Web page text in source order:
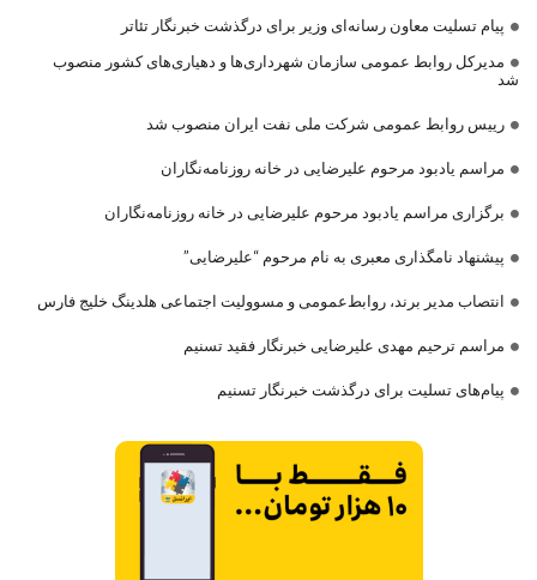
پیام تسلیت معاون رسانه‌ای وزیر برای درگذشت خبرنگار تئاتر
مدیرکل روابط عمومی سازمان شهرداری‌ها و دهیاری‌های کشور منصوب
شد
رییس روابط عمومی شرکت ملی نفت ایران منصوب شد
مراسم یادبود مرحوم علیرضایی در خانه روزنامه‌نگاران
برگزاری مراسم یادبود مرحوم علیرضایی در خانه روزنامه‌نگاران
پیشنهاد نامگذاری معبری به نام مرحوم “علیرضایی”
انتصاب مدیر برند، روابط‌عمومی و مسوولیت اجتماعی هلدینگ خلیج فارس
مراسم ترحیم مهدی علیرضایی خبرنگار فقید تسنیم
پیام‌های تسلیت برای درگذشت خبرنگار تسنیم